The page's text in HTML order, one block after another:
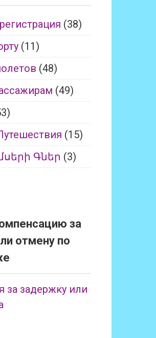
(38)
(11)
(48)
(49)
(15)
Գներ (3)
за
отмену по
за задержку или